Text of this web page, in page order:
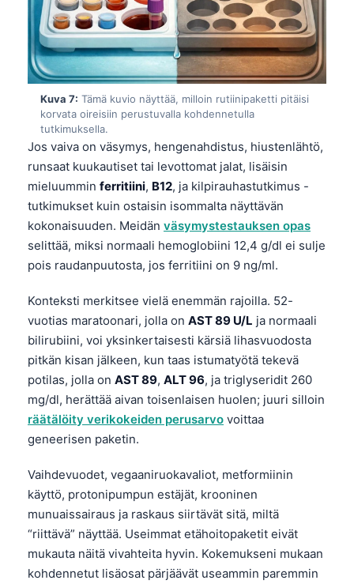
Kuva 7: Tämä kuvio näyttää, milloin rutiinipaketti pitäisi
korvata oireisiin perustuvalla kohdennetulla
tutkimuksella.
Jos vaiva on väsymys, hengenahdistus, hiustenlähtö,
runsaat kuukautiset tai levottomat jalat, lisäisin
mieluummin ferritiini, B12, ja kilpirauhastutkimus -
tutkimukset kuin ostaisin isommalta näyttävän
kokonaisuuden. Meidän väsymystestauksen opas
selittää, miksi normaali hemoglobiini 12,4 g/dl ei sulje
pois raudanpuutosta, jos ferritiini on 9 ng/ml.
Konteksti merkitsee vielä enemmän rajoilla. 52-
vuotias maratoonari, jolla on AST 89 U/L ja normaali
bilirubiini, voi yksinkertaisesti kärsiä lihasvuodosta
pitkän kisan jälkeen, kun taas istumatyötä tekevä
potilas, jolla on AST 89, ALT 96, ja triglyseridit 260
mg/dl, herättää aivan toisenlaisen huolen; juuri silloin
räätälöity verikokeiden perusarvo voittaa
geneerisen paketin.
Vaihdevuodet, vegaaniruokavaliot, metformiinin
käyttö, protonipumpun estäjät, krooninen
munuaissairaus ja raskaus siirtävät sitä, miltä
“riittävä” näyttää. Useimmat etähoitopaketit eivät
mukauta näitä vivahteita hyvin. Kokemukseni mukaan
kohdennetut lisäosat pärjäävät useammin paremmin
Bahasa Melayu
Tiếng Việt
Tagalog
ភាសាខ្មែរ
አማርኛ
Українська
Català
Hrvatski
Slovenčina
كوردی‎
پښتو
سنڌي
සිංහල
অসমীয়া
Galego
Latviešu valoda
Македонски јазик